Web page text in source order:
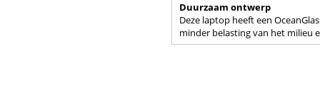
Duurzaam ontwerp
Deze laptop heeft een
minder belasting van het milieu